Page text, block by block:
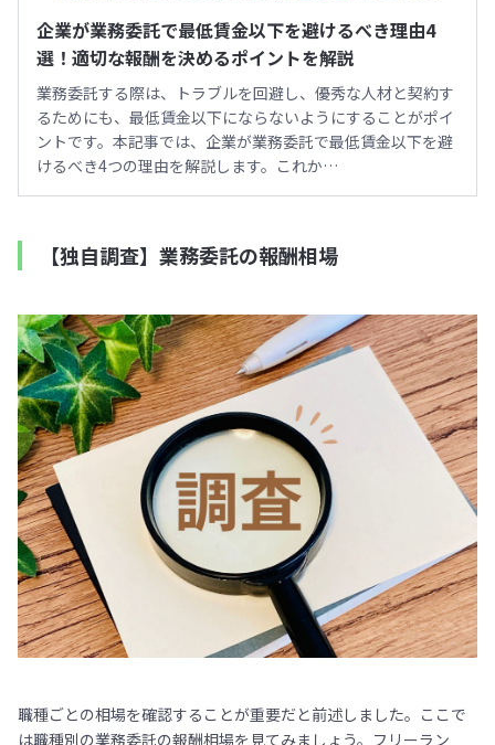
企業が業務委託で最低賃金以下を避けるべき理由4
選！適切な報酬を決めるポイントを解説
業務委託する際は、トラブルを回避し、優秀な人材と契約す
るためにも、最低賃金以下にならないようにすることがポイ
ントです。本記事では、企業が業務委託で最低賃金以下を避
けるべき4つの理由を解説します。これか…
【独自調査】業務委託の報酬相場
職種ごとの相場を確認することが重要だと前述しました。ここで
は職種別の業務委託の報酬相場を見てみましょう。フリーラン